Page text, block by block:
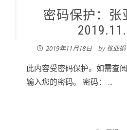
密码保护：张
2019年11月18日 by 张亚娟
此内容受密码保护。如需查
输入您的密码。 密码： ...